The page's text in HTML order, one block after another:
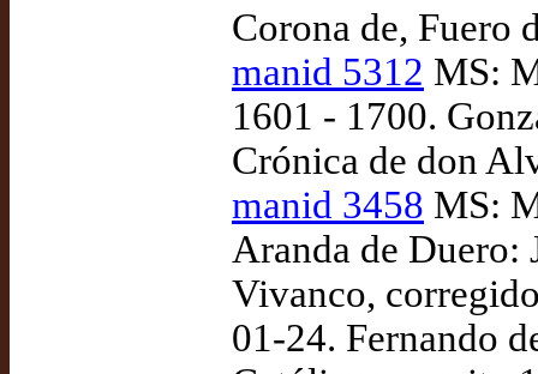
Corona de, Fuero
manid 5312 MS:
1601 - 1700.
Crónica de don
manid 3458 MS:
Aranda de Duero:
Vivanco,
01-24. Fernando